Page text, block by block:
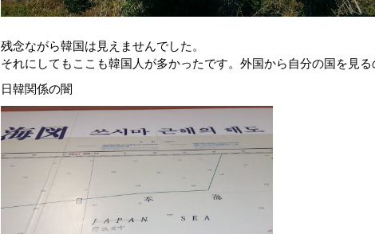
残念ながら韓国は見えませんでした。
それにしてもここも韓国人が多かったです。外国から自分の国を見
日韓関係の闇